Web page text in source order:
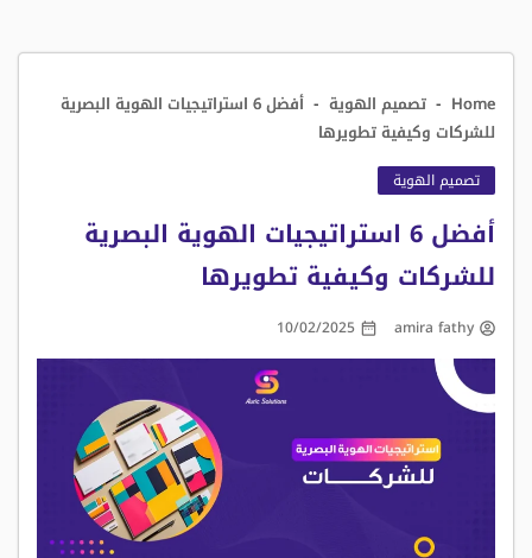
Home
- تصميم الهوية -
أفضل 6 استراتيجيات الهوية البصرية
للشركات وكيفية تطويرها
تصميم الهوية
أفضل 6 استراتيجيات الهوية البصرية
للشركات وكيفية تطويرها
amira fathy
10/02/2025